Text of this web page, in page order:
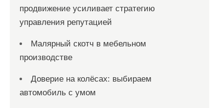
продвижение усиливает стратегию
управления репутацией
Малярный скотч в мебельном
производстве
Доверие на колёсах: выбираем
автомобиль с умом